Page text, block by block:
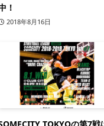
！
2018年8月16日